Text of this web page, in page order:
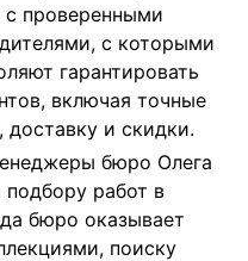
проверенными
с которыми
гарантировать
включая точные
доставку и скидки.
бюро Олега
подбору работ в
бюро оказывает
поиску